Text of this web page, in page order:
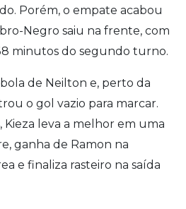
Porém, o empate acabou
Negro saiu na frente, com
minutos do segundo turno.
de Neilton e, perto da
o gol vazio para marcar.
Kieza leva a melhor em uma
ganha de Ramon na
e finaliza rasteiro na saída